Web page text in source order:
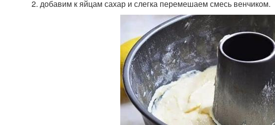
2. добавим к яйцам сахар и слегка перемешаем смесь венчиком.